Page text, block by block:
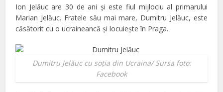
Ion Jelăuc are 30 de ani şi este fiul mijlociu al primarului
Marian Jelăuc. Fratele său mai mare, Dumitru Jelăuc, este
căsătorit cu o ucraineancă şi locuieşte în Praga.
Dumitru Jelăuc cu soţia din Ucraina/ Sursa foto:
Facebook